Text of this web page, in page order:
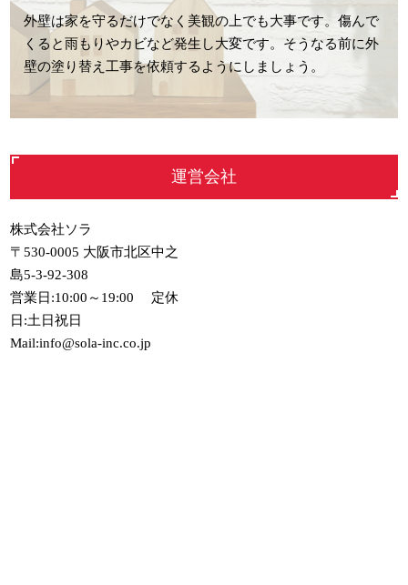
外壁は家を守るだけでなく美観の上でも大事です。傷んで
くると雨もりやカビなど発生し大変です。そうなる前に外
壁の塗り替え工事を依頼するようにしましょう。
運営会社
株式会社ソラ
〒530-0005 大阪市北区中之
島5-3-92-308
営業日:10:00～19:00 定休
日:土日祝日
Mail:info@sola-inc.co.jp